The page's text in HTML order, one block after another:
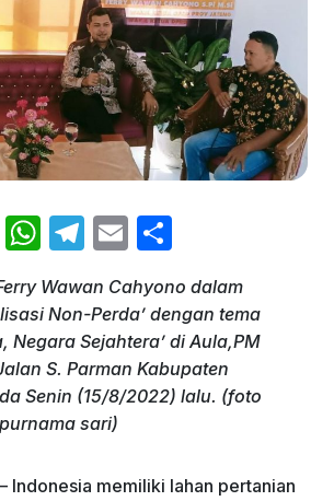
Li W
at
s
A
p
p
T
e
gr
a
m
E
ai
l
ar
e
Wawan Cahyono dalam
Non-Perda’ dengan tema
Negara Sejahtera’ di Aula,PM
S. Parman Kabupaten
Senin (15/8/2022) lalu. (foto
sari)
– Indonesia memiliki lahan pertanian